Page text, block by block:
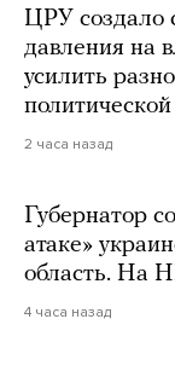
ЦРУ создало
давления на
усилить
2 часа назад
Губернатор
атаке»
область. На
4 часа назад